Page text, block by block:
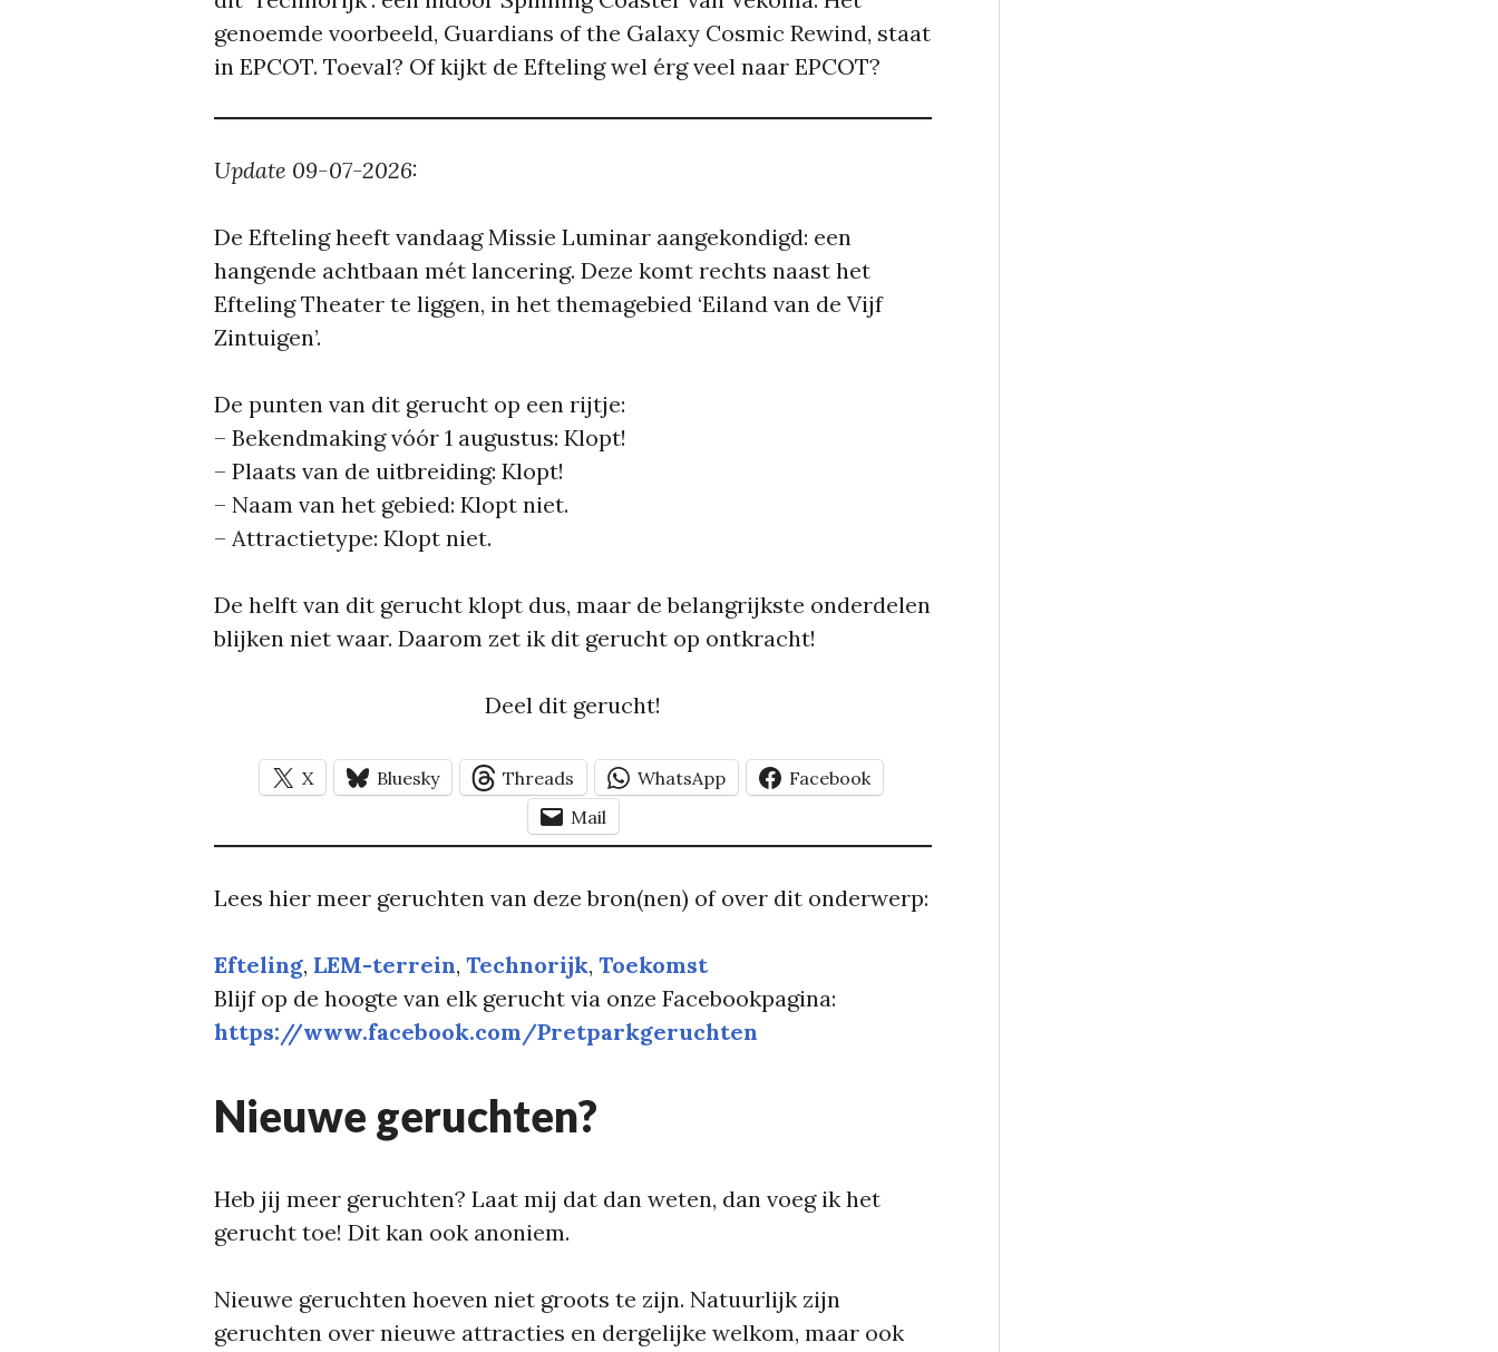
genoemde voorbeeld, Guardians of the Galaxy Cosmic Rewind, staat
in EPCOT. Toeval? Of kijkt de Efteling wel érg veel naar EPCOT?
Update 09-07-2026:
De Efteling heeft vandaag Missie Luminar aangekondigd: een
hangende achtbaan mét lancering. Deze komt rechts naast het
Efteling Theater te liggen, in het themagebied ‘Eiland van de Vijf
Zintuigen’.
De punten van dit gerucht op een rijtje:
– Bekendmaking vóór 1 augustus: Klopt!
– Plaats van de uitbreiding: Klopt!
– Naam van het gebied: Klopt niet.
– Attractietype: Klopt niet.
De helft van dit gerucht klopt dus, maar de belangrijkste onderdelen
blijken niet waar. Daarom zet ik dit gerucht op ontkracht!
Deel dit gerucht!
X Bluesky Threads WhatsApp
Facebook
Mail
Lees hier meer geruchten van deze bron(nen) of over dit onderwerp:
Efteling, LEM-terrein, Technorijk, Toekomst
Blijf op de hoogte van elk gerucht via onze Facebookpagina:
https://www.facebook.com/Pretparkgeruchten
Nieuwe geruchten?
Heb jij meer geruchten? Laat mij dat dan weten, dan voeg ik het
gerucht toe! Dit kan ook anoniem.
Nieuwe geruchten hoeven niet groots te zijn. Natuurlijk zijn
geruchten over nieuwe attracties en dergelijke welkom, maar ook